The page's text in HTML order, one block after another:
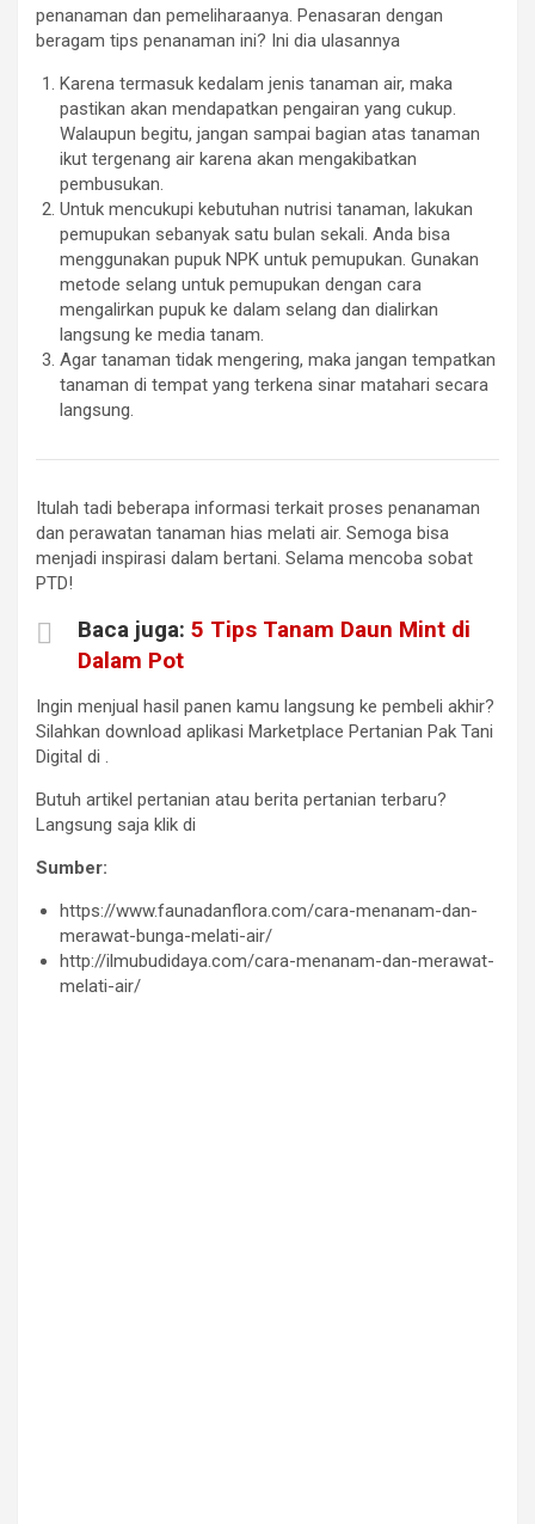
penanaman dan pemeliharaanya. Penasaran dengan
beragam tips penanaman ini? Ini dia ulasannya
Karena termasuk kedalam jenis tanaman air, maka
pastikan akan mendapatkan pengairan yang cukup.
Walaupun begitu, jangan sampai bagian atas tanaman
ikut tergenang air karena akan mengakibatkan
pembusukan.
Untuk mencukupi kebutuhan nutrisi tanaman, lakukan
pemupukan sebanyak satu bulan sekali. Anda bisa
menggunakan pupuk NPK untuk pemupukan. Gunakan
metode selang untuk pemupukan dengan cara
mengalirkan pupuk ke dalam selang dan dialirkan
langsung ke media tanam.
Agar tanaman tidak mengering, maka jangan tempatkan
tanaman di tempat yang terkena sinar matahari secara
langsung.
Itulah tadi beberapa informasi terkait proses penanaman
dan perawatan tanaman hias melati air. Semoga bisa
menjadi inspirasi dalam bertani. Selama mencoba sobat
PTD!
Baca juga: 5 Tips Tanam Daun Mint di
Dalam Pot
Ingin menjual hasil panen kamu langsung ke pembeli akhir?
Silahkan download aplikasi Marketplace Pertanian Pak Tani
Digital di .
Butuh artikel pertanian atau berita pertanian terbaru?
Langsung saja klik di
Sumber:
https://www.faunadanflora.com/cara-menanam-dan-
merawat-bunga-melati-air/
http://ilmubudidaya.com/cara-menanam-dan-merawat-
melati-air/